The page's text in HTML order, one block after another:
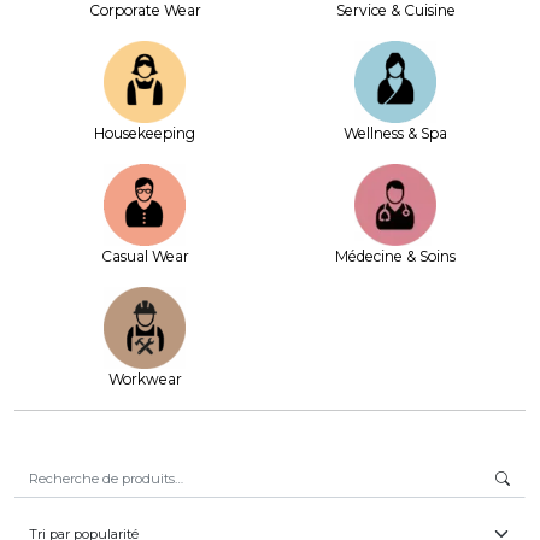
Corporate Wear Service & Cuisine
House­keeping Wellness & Spa
Casual Wear Médecine & Soins
Workwear